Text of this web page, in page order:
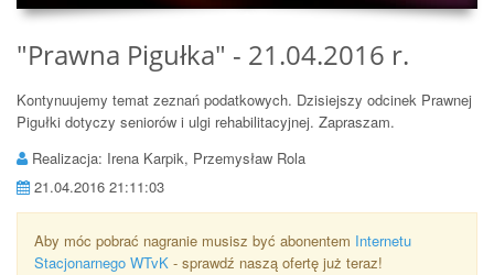
"Prawna Pigułka" - 21.04.2016 r.
Kontynuujemy temat zeznań podatkowych. Dzisiejszy odcinek Prawnej
Pigułki dotyczy seniorów i ulgi rehabilitacyjnej. Zapraszam.
Realizacja: Irena Karpik, Przemysław Rola
21.04.2016 21:11:03
Aby móc pobrać nagranie musisz być abonentem Internetu
Stacjonarnego WTvK - sprawdź naszą ofertę już teraz!